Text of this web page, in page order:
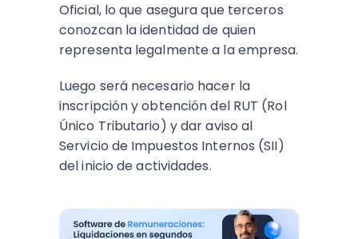
Oficial, lo que asegura que terceros
conozcan la identidad de quien
representa legalmente a la empresa.
Luego será necesario hacer la
inscripción y obtención del RUT (Rol
Único Tributario) y dar aviso al
Servicio de Impuestos Internos (SII)
del inicio de actividades.